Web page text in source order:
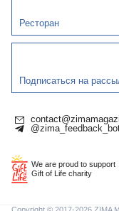
Ресторан
Подписаться на
We are proud to support
Gift of Life charity